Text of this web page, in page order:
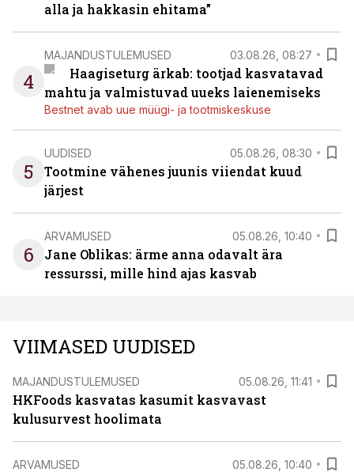
alla ja hakkasin ehitama”
4
MAJANDUSTULEMUSED 03.08.26, 08:27
Haagiseturg ärkab: tootjad kasvatavad
mahtu ja valmistuvad uueks laienemiseks
Bestnet avab uue müügi- ja tootmiskeskuse
5
UUDISED 05.08.26, 08:30
Tootmine vähenes juunis viiendat kuud
järjest
6
ARVAMUSED 05.08.26, 10:40
Jane Oblikas: ärme anna odavalt ära
ressurssi, mille hind ajas kasvab
VIIMASED UUDISED
MAJANDUSTULEMUSED 05.08.26, 11:41
HKFoods kasvatas kasumit kasvavast
kulusurvest hoolimata
ARVAMUSED 05.08.26, 10:40